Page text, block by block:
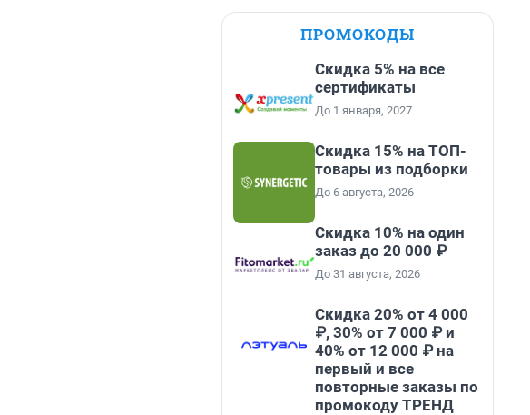
ПРОМОКОДЫ
Скидка 5% на все
сертификаты
До 1 января, 2027
Скидка 15% на ТОП-
товары из подборки
До 6 августа, 2026
Скидка 10% на один
заказ до 20 000 ₽
До 31 августа, 2026
Скидка 20% от 4 000
₽, 30% от 7 000 ₽ и
40% от 12 000 ₽ на
первый и все
повторные заказы по
промокоду ТРЕНД